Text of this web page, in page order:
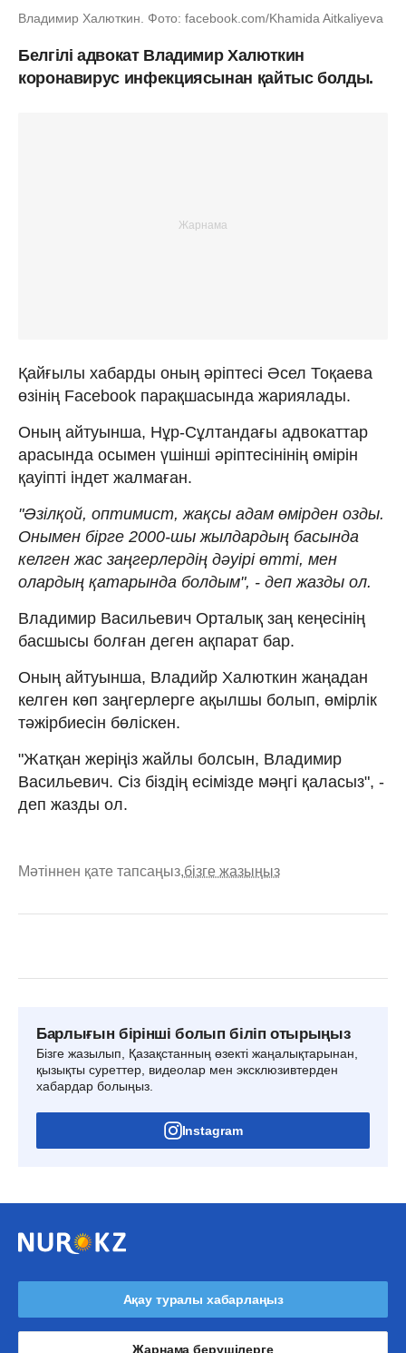
Владимир Халюткин. Фото: facebook.com/Khamida Aitkaliyeva
Белгілі адвокат Владимир Халюткин
коронавирус инфекциясынан қайтыс болды.
Қайғылы хабарды оның әріптесі Әсел Тоқаева
өзінің Facebook парақшасында жариялады.
Оның айтуынша, Нұр-Сұлтандағы адвокаттар
арасында осымен үшінші әріптесінінің өмірін
қауіпті індет жалмаған.
"Әзілқой, оптимист, жақсы адам өмірден озды.
Онымен бірге 2000-шы жылдардың басында
келген жас заңгерлердің дәуірі өтті, мен
олардың қатарында болдым", - деп жазды ол.
Владимир Васильевич Орталық заң кеңесінің
басшысы болған деген ақпарат бар.
Оның айтуынша, Владийр Халюткин жаңадан
келген көп заңгерлерге ақылшы болып, өмірлік
тәжірбиесін бөліскен.
"Жатқан жеріңіз жайлы болсын, Владимир
Васильевич. Сіз біздің есімізде мәңгі қаласыз", -
деп жазды ол.
Мәтіннен қате тапсаңыз,бізге жазыңыз
Барлығын бірінші болып біліп отырыңыз
Бізге жазылып, Қазақстанның өзекті жаңалықтарынан,
қызықты суреттер, видеолар мен эксклюзивтерден
хабардар болыңыз.
Instagram
Ақау туралы хабарлаңыз
Жарнама берушілерге